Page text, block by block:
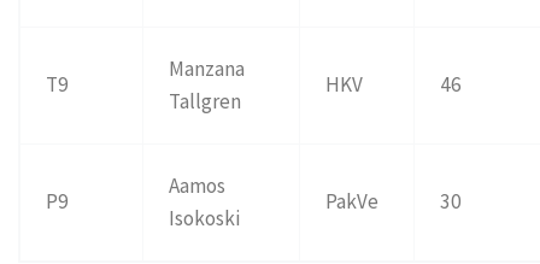
T9
Manzana
Tallgren
HKV 46
P9
Aamos
Isokoski
PakVe 30